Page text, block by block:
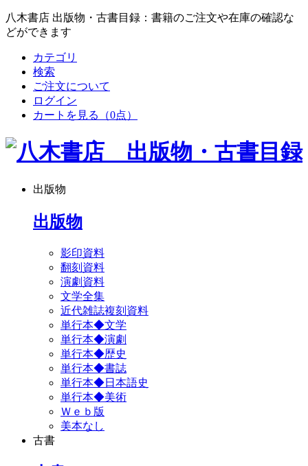
八木書店 出版物・古書目録：書籍のご注文や在庫の確認な
どができます
カテゴリ
検索
ご注文について
ログイン
カートを見る
（0点）
出版物
出版物
影印資料
翻刻資料
演劇資料
文学全集
近代雑誌複刻資料
単行本◆文学
単行本◆演劇
単行本◆歴史
単行本◆書誌
単行本◆日本語史
単行本◆美術
Ｗｅｂ版
美本なし
古書